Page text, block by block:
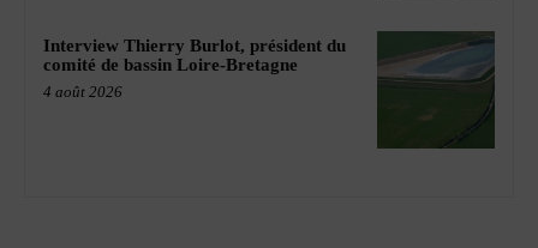
Interview Thierry Burlot, président du
comité de bassin Loire-Bretagne
4 août 2026